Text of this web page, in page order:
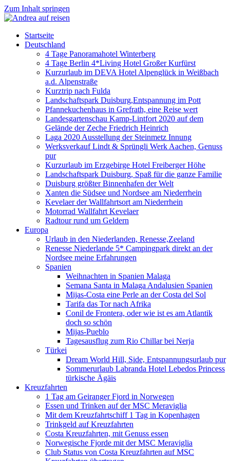
Zum Inhalt springen
Startseite
Deutschland
4 Tage Panoramahotel Winterberg
4 Tage Berlin 4*Living Hotel Großer Kurfürst
Kurzurlaub im DEVA Hotel Alpenglück in Weißbach
a.d. Alpenstraße
Kurztrip nach Fulda
Landschaftspark Duisburg,Entspannung im Pott
Pfannekuchenhaus in Grefrath, eine Reise wert
Landesgartenschau Kamp-Lintfort 2020 auf dem
Gelände der Zeche Friedrich Heinrich
Laga 2020 Ausstellung der Steinmetz Innung
Werksverkauf Lindt & Sprüngli Werk Aachen, Genuss
pur
Kurzurlaub im Erzgebirge Hotel Freiberger Höhe
Landschaftspark Duisburg, Spaß für die ganze Familie
Duisburg größter Binnenhafen der Welt
Xanten die Südsee und Nordsee am Niederrhein
Kevelaer der Wallfahrtsort am Niederrhein
Motorrad Wallfahrt Kevelaer
Radtour rund um Geldern
Europa
Urlaub in den Niederlanden, Renesse,Zeeland
Renesse Niederlande 5* Campingpark direkt an der
Nordsee meine Erfahrungen
Spanien
Weihnachten in Spanien Malaga
Semana Santa in Malaga Andalusien Spanien
Mijas-Costa eine Perle an der Costa del Sol
Tarifa das Tor nach Afrika
Conil de Frontera, oder wie ist es am Atlantik
doch so schön
Mijas-Pueblo
Tagesausflug zum Rio Chillar bei Nerja
Türkei
Dream World Hill, Side, Entspannungsurlaub pur
Sommerurlaub Labranda Hotel Lebedos Princess
türkische Ägäis
Kreuzfahrten
1 Tag am Geiranger Fjord in Norwegen
Essen und Trinken auf der MSC Meraviglia
Mit dem Kreuzfahrtschiff 1 Tag in Kopenhagen
Trinkgeld auf Kreuzfahrten
Costa Kreuzfahrten, mit Genuss essen
Norwegische Fjorde mit der MSC Meraviglia
Club Status von Costa Kreuzfahrten auf MSC